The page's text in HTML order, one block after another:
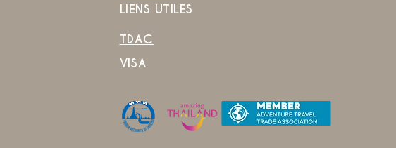
LIENS UTILES
TDAC
VISA